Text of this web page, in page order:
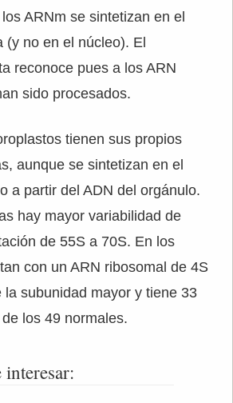
ARNm se sintetizan en el
(y no en el núcleo). El
reconoce pues a los ARN
sido procesados.
tienen sus propios
aunque se sintetizan en el
a partir del ADN del orgánulo.
hay mayor variabilidad de
de 55S a 70S. En los
con un ARN ribosomal de 4S
la subunidad mayor y tiene 33
los 49 normales.
interesar: